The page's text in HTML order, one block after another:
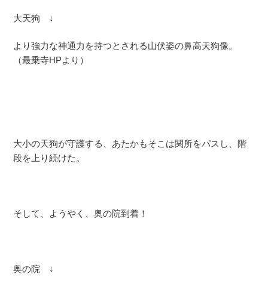
大天狗 ↓
より強力な神通力を持つとされる山伏姿の鼻高天狗像。
（最乗寺HPより）
大小の天狗が守護する、あたかもそこは関所をパスし、階
段を上り続けた。
そして、ようやく、奥の院到着！
奥の院 ↓